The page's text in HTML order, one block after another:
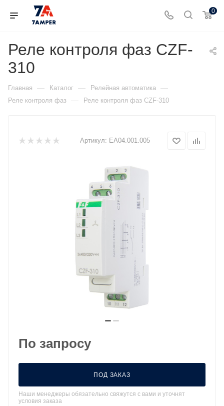
0
Реле контроля фаз CZF-
310
Главная — Каталог — Релейная автоматика —
Реле контроля фаз — Реле контроля фаз CZF-310
Артикул: EA04.001.005
По запросу
ПОД ЗАКАЗ
Наши менеджеры обязательно свяжутся с вами и уточнят
условия заказа